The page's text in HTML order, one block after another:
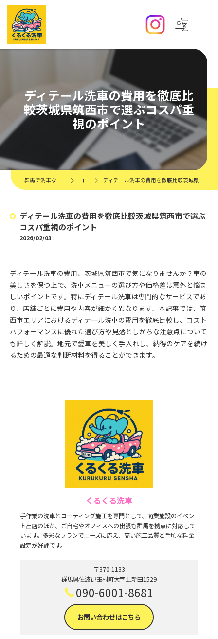
ディテール洗車の費用を徹底比
較茨城県筑西市で選ぶコスパ重
視のポイント
群馬で洗車ならくるくる洗車 コラム ディテール洗車の費用を徹底比較茨城県筑西市で選ぶコスパ重視のポイント
ディテール洗車の費用を徹底比較茨城県筑西市で選ぶ
コスパ重視のポイント
2026/02/03
ディテール洗車の費用、茨城県筑西市で気になりませんか？車の
美しさを保つ上で、洗車メニューの選び方や価格差は意外と悩ま
しいポイントです。特にディテール洗車は専門的なサービスであ
り、店舗ごとに費用や内容が細かく異なります。本記事では、筑
西市エリアにおけるディテール洗車の費用を徹底比較し、コスト
パフォーマンスに優れた選び方や見落としがちな注意点について
も詳しく解説。地元で愛車を美しく手入れし、納得のケアを続け
るための最適な判断材料を得ることができます。
くるくる洗車
手作業の洗車とコーティング施工を専門として、商業施設のイベン
ト出店のほか、ご自宅やオフィスへの出張も群馬を拠点に対応して
います。多彩なプランでニーズに応え、高い施工品質と手頃な料金
設定が好評です。
〒370-1133
群馬県佐波郡玉村町大字上新田1529
090-6001-8681
お問い合わせはこちら